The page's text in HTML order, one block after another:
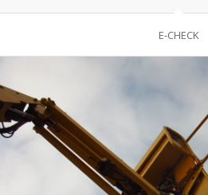
E-CHECK